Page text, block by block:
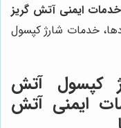
خدمات ایمنی آتش گریز
خدمات شارژ کپسول
کپسول آتش
ایمنی آتش